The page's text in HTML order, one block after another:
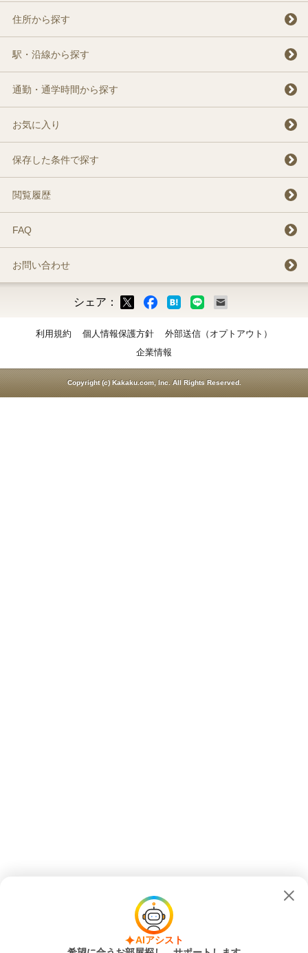
AIアシスト
住所から探す
駅・沿線から探す
通勤・通学時間から探す
お気に入り
保存した条件で探す
閲覧履歴
FAQ
お問い合わせ
シェア：
利用規約 個人情報保護方針
外部送信（オプトアウト）
企業情報
Copyright (c) Kakaku.com, Inc. All Rights Reserved.